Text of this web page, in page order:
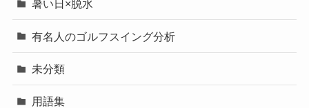
暑い日×脱水
有名人のゴルフスイング分析
未分類
用語集